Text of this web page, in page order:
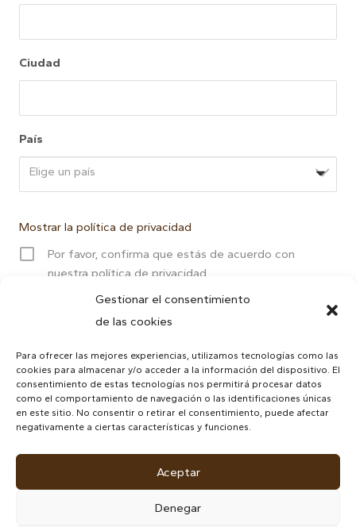
Gestionar el consentimiento
de las cookies
Para ofrecer las mejores experiencias, utilizamos tecnologías como las
cookies para almacenar y/o acceder a la información del dispositivo. El
consentimiento de estas tecnologías nos permitirá procesar datos
como el comportamiento de navegación o las identificaciones únicas
en este sitio. No consentir o retirar el consentimiento, puede afectar
negativamente a ciertas características y funciones.
Aceptar
Denegar
Ciudad
País
Elige un país
Mostrar la política de privacidad
Por favor, confirma que estás de acuerdo con
nuestra política de privacidad
Aviso legal|Declaración de
Apartado profesional|